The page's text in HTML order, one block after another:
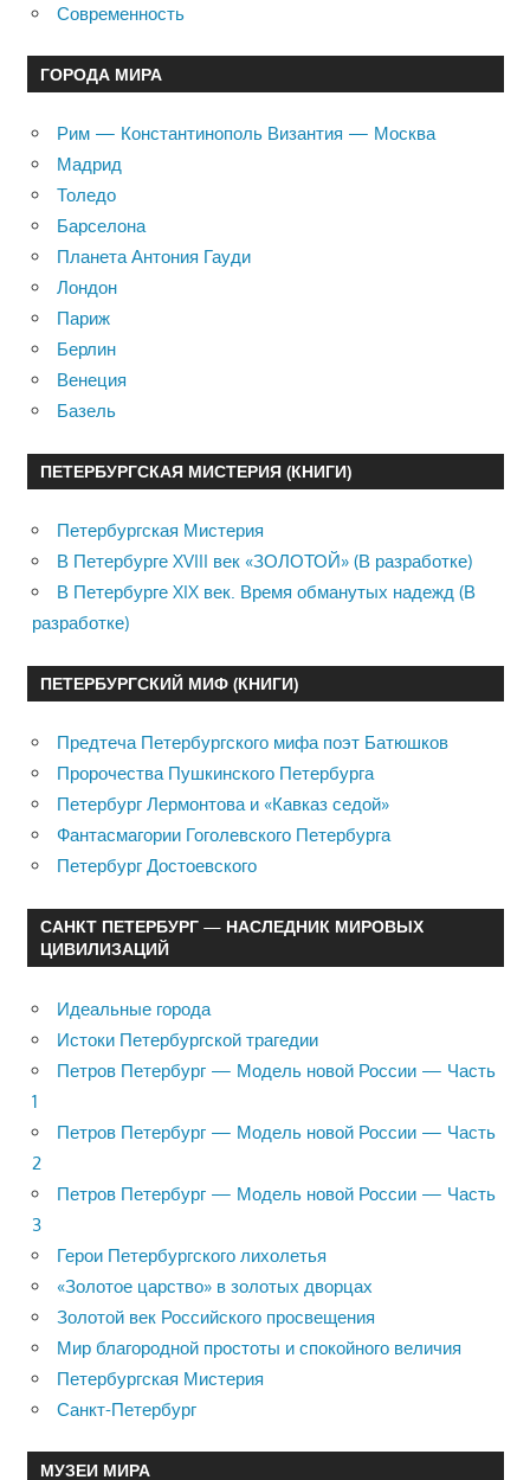
Современность
ГОРОДА МИРА
Рим — Константинополь Византия — Москва
Мадрид
Толедо
Барселона
Планета Антония Гауди
Лондон
Париж
Берлин
Венеция
Базель
ПЕТЕРБУРГСКАЯ МИСТЕРИЯ (КНИГИ)
Петербургская Мистерия
В Петербурге XVIII век «ЗОЛОТОЙ» (В разработке)
В Петербурге XIX век. Время обманутых надежд (В
разработке)
ПЕТЕРБУРГСКИЙ МИФ (КНИГИ)
Предтеча Петербургского мифа поэт Батюшков
Пророчества Пушкинского Петербурга
Петербург Лермонтова и «Кавказ седой»
Фантасмагории Гоголевского Петербурга
Петербург Достоевского
САНКТ ПЕТЕРБУРГ — НАСЛЕДНИК МИРОВЫХ
ЦИВИЛИЗАЦИЙ
Идеальные города
Истоки Петербургской трагедии
Петров Петербург — Модель новой России — Часть
1
Петров Петербург — Модель новой России — Часть
2
Петров Петербург — Модель новой России — Часть
3
Герои Петербургского лихолетья
«Золотое царство» в золотых дворцах
Золотой век Российского просвещения
Мир благородной простоты и спокойного величия
Петербургская Мистерия
Санкт-Петербург
МУЗЕИ МИРА